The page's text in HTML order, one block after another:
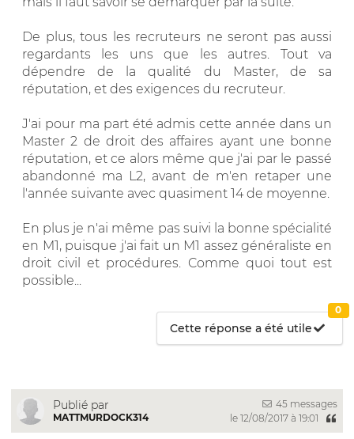
De plus, tous les recruteurs ne seront pas aussi
regardants les uns que les autres. Tout va
dépendre de la qualité du Master, de sa
réputation, et des exigences du recruteur.
J'ai pour ma part été admis cette année dans un
Master 2 de droit des affaires ayant une bonne
réputation, et ce alors même que j'ai par le passé
abandonné ma L2, avant de m'en retaper une
l'année suivante avec quasiment 14 de moyenne.
En plus je n'ai même pas suivi la bonne spécialité
en M1, puisque j'ai fait un M1 assez généraliste en
droit civil et procédures. Comme quoi tout est
possible...
Cette réponse a été utile
0
Publié par
MATTMURDOCK314
45 messages
le 12/08/2017 à 19:01